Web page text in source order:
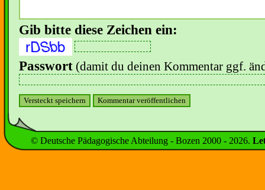
Gib bitte diese Zeichen ein:
Passwort (damit du deinen Kommentar ggf.
© Deutsche Pädagogische Abteilung - Bozen 2000 - 2026.